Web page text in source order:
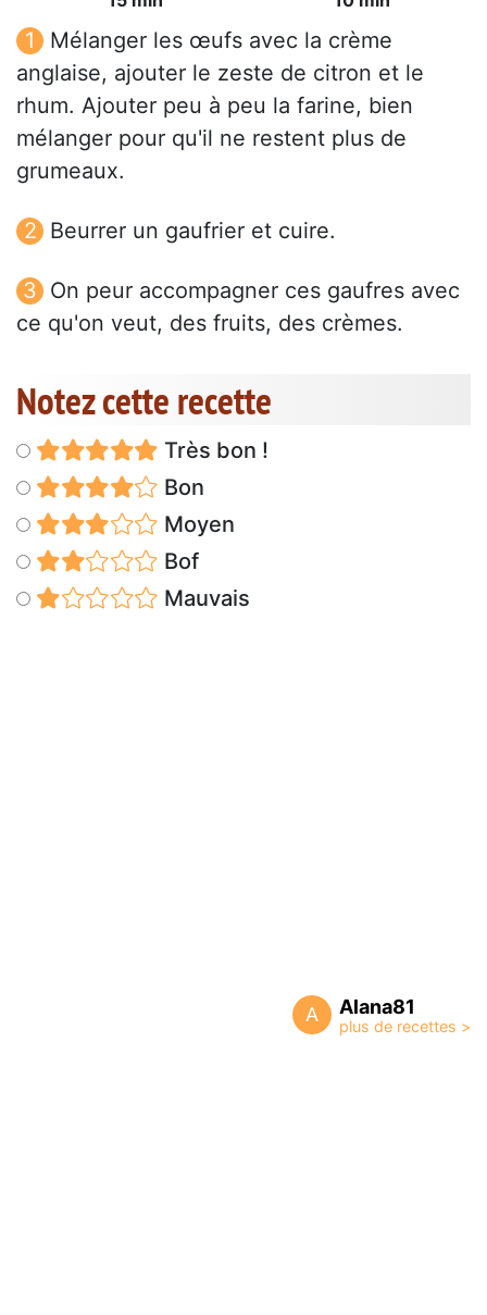
Mélanger les œufs avec la crème
anglaise, ajouter le zeste de citron et le
rhum. Ajouter peu à peu la farine, bien
mélanger pour qu'il ne restent plus de
grumeaux.
Beurrer un gaufrier et cuire.
On peur accompagner ces gaufres avec
ce qu'on veut, des fruits, des crèmes.
Notez cette recette
Très bon !
Bon
Moyen
Bof
Mauvais
A Alana81